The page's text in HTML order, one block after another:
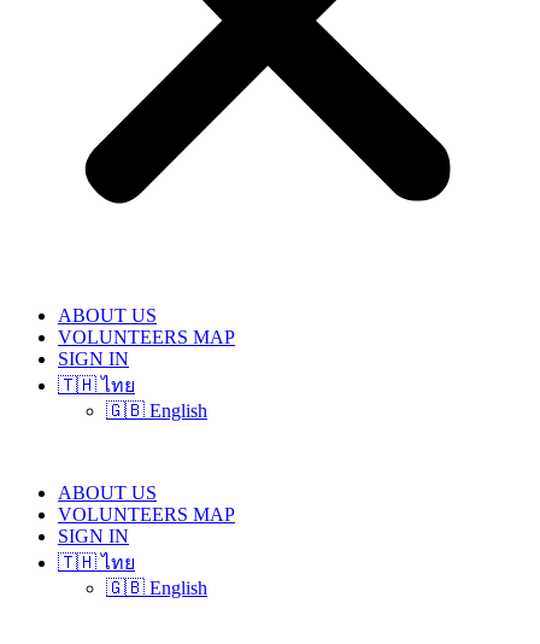
ABOUT US
VOLUNTEERS MAP
SIGN IN
🇹🇭 ไทย
🇬🇧 English
ABOUT US
VOLUNTEERS MAP
SIGN IN
🇹🇭 ไทย
🇬🇧 English